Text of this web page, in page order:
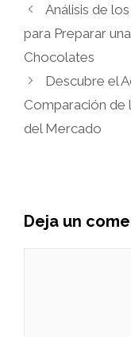
Análisis de
para Preparar
Chocolates
Descubre el
Comparación de
del Mercado
Deja un